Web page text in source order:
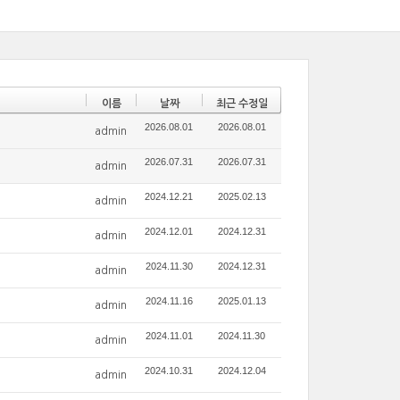
이름 날짜 최근 수정일
admin 2026.08.01 2026.08.01
admin 2026.07.31 2026.07.31
admin 2024.12.21 2025.02.13
admin 2024.12.01 2024.12.31
admin 2024.11.30 2024.12.31
admin 2024.11.16 2025.01.13
admin 2024.11.01 2024.11.30
admin 2024.10.31 2024.12.04